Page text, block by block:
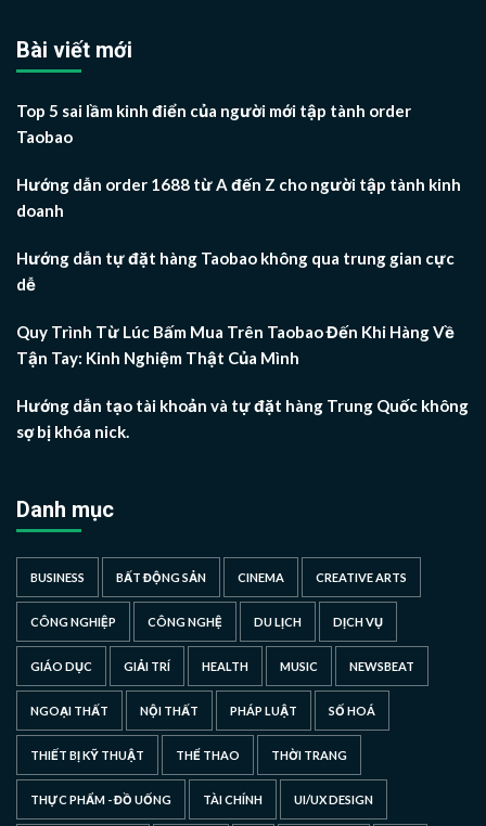
Bài viết mới
Top 5 sai lầm kinh điển của người mới tập tành order
Taobao
Hướng dẫn order 1688 từ A đến Z cho người tập tành kinh
doanh
Hướng dẫn tự đặt hàng Taobao không qua trung gian cực
dễ
Quy Trình Từ Lúc Bấm Mua Trên Taobao Đến Khi Hàng Về
Tận Tay: Kinh Nghiệm Thật Của Mình
Hướng dẫn tạo tài khoản và tự đặt hàng Trung Quốc không
sợ bị khóa nick.
Danh mục
BUSINESS BẤT ĐỘNG SẢN CINEMA CREATIVE ARTS
CÔNG NGHIỆP CÔNG NGHỆ DU LỊCH DỊCH VỤ
GIÁO DỤC GIẢI TRÍ HEALTH MUSIC NEWSBEAT
NGOẠI THẤT NỘI THẤT PHÁP LUẬT SỐ HOÁ
THIẾT BỊ KỸ THUẬT THỂ THAO THỜI TRANG
THỰC PHẨM - ĐỒ UỐNG TÀI CHÍNH UI/UX DESIGN